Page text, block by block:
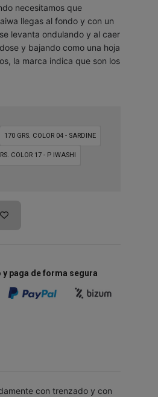
necesitamos que
llegas al fondo y con un
levanta ondulando y al caer
y bajando como una hoja
la marca indica que son los
170 GRS. COLOR 04 - SARDINE
COLOR 17 - P IWASHI
y paga de forma segura
con trenzado y con